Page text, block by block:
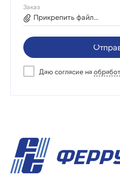
Заказ
Прикрепить файл...
Даю согласие на